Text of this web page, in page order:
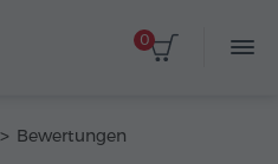
0
Bewertungen